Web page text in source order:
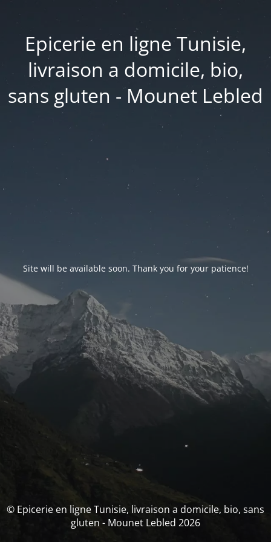
Epicerie en ligne Tunisie,
livraison a domicile, bio,
sans gluten - Mounet Lebled
Site will be available soon. Thank you for your patience!
© Epicerie en ligne Tunisie, livraison a domicile, bio, sans
gluten - Mounet Lebled 2026